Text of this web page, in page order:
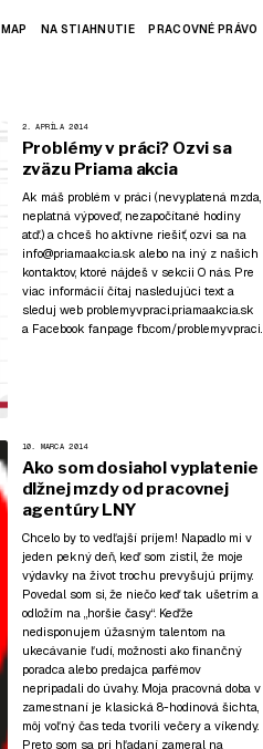
MAP NA STIAHNUTIE PRACOVNÉ PRÁVO
2. APRÍLA 2014
Problémy v práci? Ozvi sa
zväzu Priama akcia
Ak máš problém v práci (nevyplatená mzda,
neplatná výpoveď, nezapočítané hodiny
atď.) a chceš ho aktívne riešiť, ozvi sa na
info@priamaakcia.sk alebo na iný z našich
kontaktov, ktoré nájdeš v sekcii O nás. Pre
viac informácií čítaj nasledujúci text a
sleduj web problemyvpraci.priamaakcia.sk
a Facebook fanpage fb.com/problemyvpraci.
10. MARCA 2014
Ako som dosiahol vyplatenie
dlžnej mzdy od pracovnej
agentúry LNY
Chcelo by to vedľajší príjem! Napadlo mi v
jeden pekný deň, keď som zistil, že moje
výdavky na život trochu prevyšujú príjmy.
Povedal som si, že niečo keď tak ušetrím a
odložím na „horšie časy“. Keďže
nedisponujem úžasným talentom na
ukecávanie ľudí, možnosti ako finančný
poradca alebo predajca parfémov
nepripadali do úvahy. Moja pracovná doba v
zamestnaní je klasická 8-hodinová šichta,
môj voľný čas teda tvorili večery a víkendy.
Preto som sa pri hľadaní zameral na